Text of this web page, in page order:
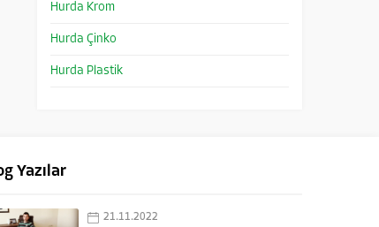
Hurda Krom
Hurda Çinko
Hurda Plastik
Yazılar
21.11.2022